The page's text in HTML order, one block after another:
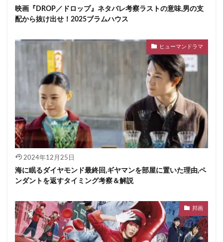
映画『DROP／ドロップ』ネタバレ考察ラストの意味,男の支
配から抜け出せ！2025ブラムハウス
ヒューマンドラマ
2024年12月25日
海に眠るダイヤモンド最終回,ギヤマンを部屋に置いた理由,ペ
ンダントを返すタイミング考察＆解説
邦画